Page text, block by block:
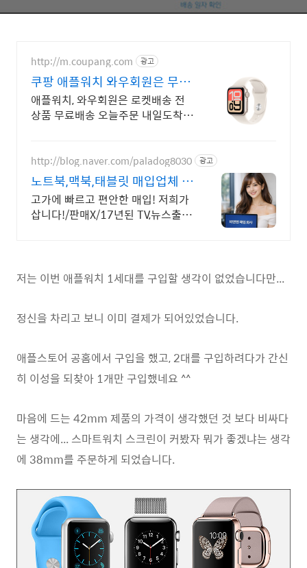
http://m.coupang.com 광고
쿠팡 애플워치 와우회원은 무제
한 무료 배송
애플워치, 와우회원은 로켓배송 전
상품 무료배송 오늘주문 내일도착!
http://blog.naver.com/paladog8030 광고
노트북,맥북,태블릿 매입업체 저
희가 삽니다! 매입O판매X
고가에 빠르고 편안한 매입! 저희가
삽니다!/판매X/17년된 TV,뉴스출현
저는 이번 애플워치 1세대를 구입할 생각이 없었습니다만...
정신을 차리고 보니 이미 결제가 되어있었습니다.
애플스토어 공홈에서 구입을 했고, 2대를 구입하려다가 간신
히 이성을 되찾아 1개만 구입했네요 ^^
마음에 드는 42mm 제품의 가격이 생각했던 것 보다 비싸다
는 생각에... 스마트워치 스크린이 커봤자 뭐가 좋겠냐는 생각
에 38mm를 주문하게 되었습니다.